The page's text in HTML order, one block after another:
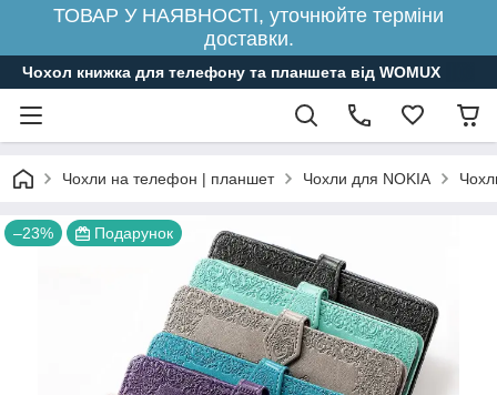
ТОВАР У НАЯВНОСТІ, уточнюйте терміни
доставки.
Чохол книжка для телефону та планшета від WOMUX
Чохли на телефон | планшет Чохли для NOKIA
–23% Подарунок